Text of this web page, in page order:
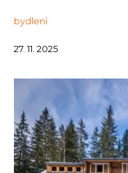
bydlení
27. 11. 2025